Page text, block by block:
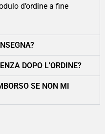
d’ordine a fine
DOPO L'ORDINE?
SE NON MI